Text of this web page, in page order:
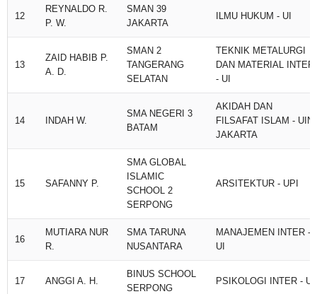
12
REYNALDO R.
P. W.
SMAN 39
JAKARTA
ILMU HUKUM - UI
13
ZAID HABIB P.
A. D.
SMAN 2
TANGERANG
SELATAN
TEKNIK METALURGI
DAN MATERIAL INTER
- UI
14 INDAH W.
SMA NEGERI 3
BATAM
AKIDAH DAN
FILSAFAT ISLAM - UIN
JAKARTA
15 SAFANNY P.
SMA GLOBAL
ISLAMIC
SCHOOL 2
SERPONG
ARSITEKTUR - UPI
16
MUTIARA NUR
R.
SMA TARUNA
NUSANTARA
MANAJEMEN INTER -
UI
17 ANGGI A. H.
BINUS SCHOOL
SERPONG
PSIKOLOGI INTER - UI